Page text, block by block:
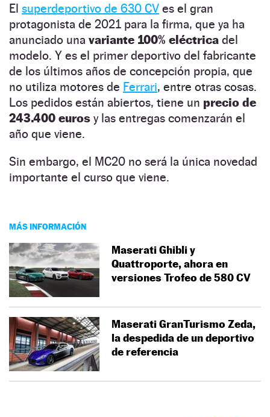
El superdeportivo de 630 CV es el gran
protagonista de 2021 para la firma, que ya ha
anunciado una variante 100% eléctrica del
modelo. Y es el primer deportivo del fabricante
de los últimos años de concepción propia, que
no utiliza motores de Ferrari, entre otras cosas.
Los pedidos están abiertos, tiene un precio de
243.400 euros y las entregas comenzarán el
año que viene.
Sin embargo, el MC20 no será la única novedad
importante el curso que viene.
MÁS INFORMACIÓN
Maserati Ghibli y
Quattroporte, ahora en
versiones Trofeo de 580 CV
Maserati GranTurismo Zeda,
la despedida de un deportivo
de referencia